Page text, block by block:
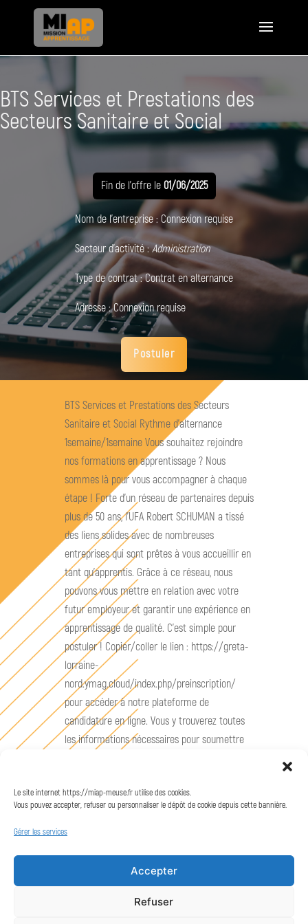
Le site internet https://miap-meuse.fr utilise des cookies.
Vous pouvez accepter, refuser ou personnaliser le dépôt de cookie depuis cette bannière.
Gérer les services
Accepter
Refuser
BTS Services et Prestations des
Secteurs Sanitaire et Social
Fin de l'offre le 01/06/2025
Nom de l'entreprise : Connexion requise
Secteur d'activité : Administration
Type de contrat :Contrat en alternance
Adresse :Connexion requise
Postuler
BTS Services et Prestations des Secteurs
Sanitaire et Social Rythme d'alternance
1semaine/1semaine Vous souhaitez rejoindre
nos formations en apprentissage ? Nous
sommes là pour vous accompagner à chaque
étape ! Forte d’un réseau de partenaires depuis
plus de 50 ans, l’UFA Robert SCHUMAN a tissé
des liens solides avec de nombreuses
entreprises qui sont prêtes à vous accueillir en
tant qu’apprentis. Grâce à ce réseau, nous
pouvons vous mettre en relation avec votre
futur employeur et garantir une expérience en
apprentissage de qualité. C’est simple pour
postuler ! Copier/coller le lien : https://greta-
lorraine-
nord.ymag.cloud/index.php/preinscription/
pour accéder à notre plateforme de
candidature en ligne. Vous y trouverez toutes
les informations nécessaires pour soumettre
aider à concrétiser votre projet de formation,
et de vous accompagner dans vos démarches
pour trouver l’entreprise qui correspond à vos
Postuler